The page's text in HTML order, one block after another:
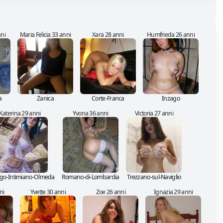
Maria Felicia 33 anni
Zanica
Xara 28 anni
Corte-Franca
Humfrieda 26 anni
Inzago
29 anni
Intimiano-Olmeda
Yvona 36 anni
Romano-di-Lombardia
Victoria 27 anni
Trezzano-sul-Naviglio
Yvette 30 anni Zoe 26 anni Ignazia 29 anni